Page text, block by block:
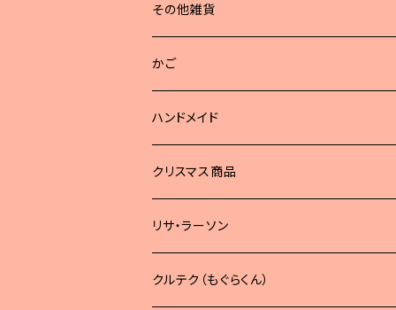
その他雑貨
かご
ハンドメイド
どうぶつブローチ
クリスマス商品
リサ・ラーソン
クルテク（もぐらくん）